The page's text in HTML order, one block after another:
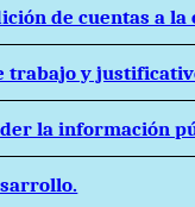
de cuentas a la
trabajo y
la información